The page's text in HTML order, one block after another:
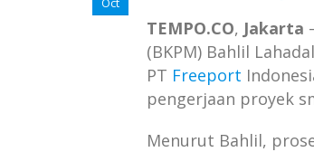
Oct
TEMPO.CO, Jakarta
(BKPM) Bahlil
PT Freeport
pengerjaan proyek
Menurut Bahlil,